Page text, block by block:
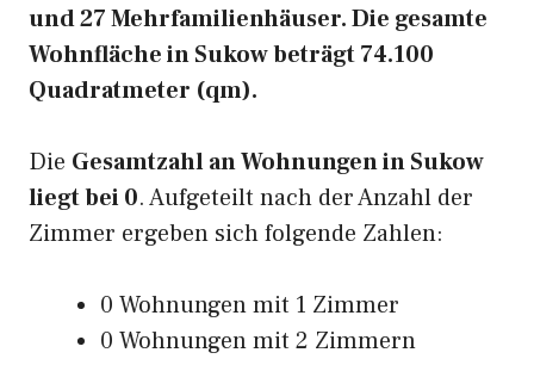
und 27 Mehrfamilienhäuser. Die gesamte
Wohnfläche in Sukow beträgt 74.100
Quadratmeter (qm).
Die Gesamtzahl an Wohnungen in Sukow
liegt bei 0. Aufgeteilt nach der Anzahl der
Zimmer ergeben sich folgende Zahlen:
0 Wohnungen mit 1 Zimmer
0 Wohnungen mit 2 Zimmern